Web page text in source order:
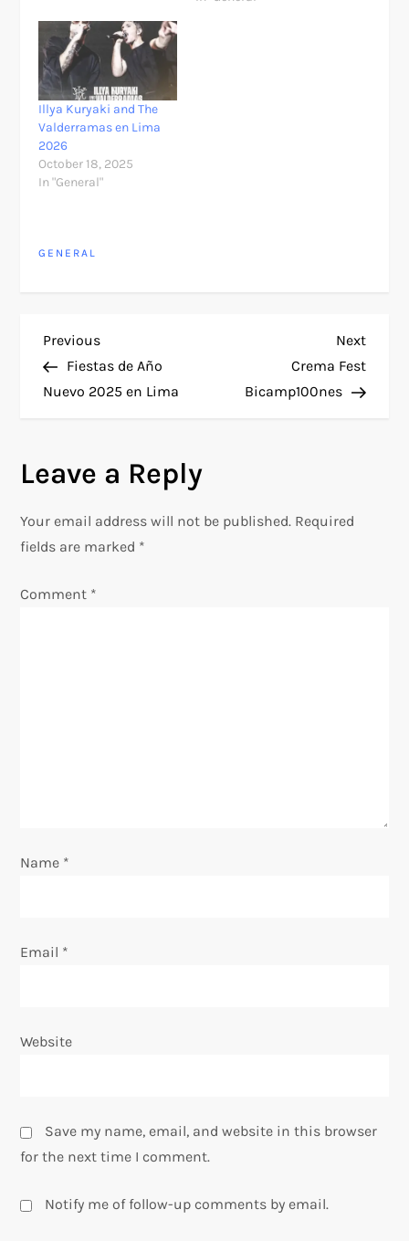
Illya Kuryaki and The
Valderramas en Lima
2026
October 18, 2025
In "General"
GENERAL
P
o
t
n
a
v
o
Previous
Post
Previous
Fiestas de Año
Nuevo 2025 en Lima
Next
Post
Next
Crema Fest
Bicamp100nes
Leave a Reply
Your email address will not be published. Required
fields are marked *
Comment *
Name *
Email *
Website
Save my name, email, and website in this browser
for the next time I comment.
Notify me of follow-up comments by email.